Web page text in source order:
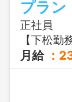
全国各地
方には特
プラン
正社員
【下松勤
月給 ：235,000円～（